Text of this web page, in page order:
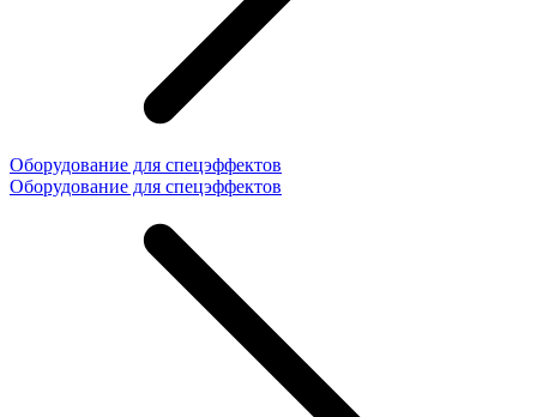
Оборудование для спецэффектов
Оборудование для спецэффектов